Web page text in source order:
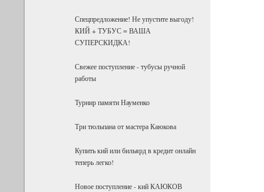
Спецпредложение! Не упустите выгоду!
КИЙ + ТУБУС = ВАША
СУПЕРСКИДКА!
Свежее поступление - тубусы ручной
работы
Турнир памяти Науменко
Три тюльпана от мастера Каюкова
Купить кий или бильярд в кредит онлайн
теперь легко!
Новое поступление - кий КАЮКОВ